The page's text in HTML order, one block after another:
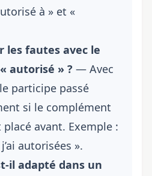
à » et «
les fautes avec le
autorisé » ? — Avec
participe passé
si le complément
placé avant. Exemple :
autorisées ».
il adapté dans un